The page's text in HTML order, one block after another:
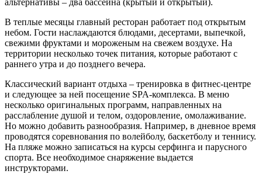
альтернативы – два бассейна (крытый и открытый).
В теплые месяцы главный ресторан работает под открытым
небом. Гости наслаждаются блюдами, десертами, выпечкой,
свежими фруктами и мороженым на свежем воздухе. На
территории несколько точек питания, которые работают с
раннего утра и до позднего вечера.
Классический вариант отдыха – тренировка в фитнес-центре
и следующее за ней посещение SPA-комплекса. В меню
несколько оригинальных программ, направленных на
расслабление душой и телом, оздоровление, омолаживание.
Но можно добавить разнообразия. Например, в дневное время
проводятся соревнования по волейболу, баскетболу и теннису.
На пляже можно записаться на курсы серфинга и парусного
спорта. Все необходимое снаряжение выдается
инструкторами.